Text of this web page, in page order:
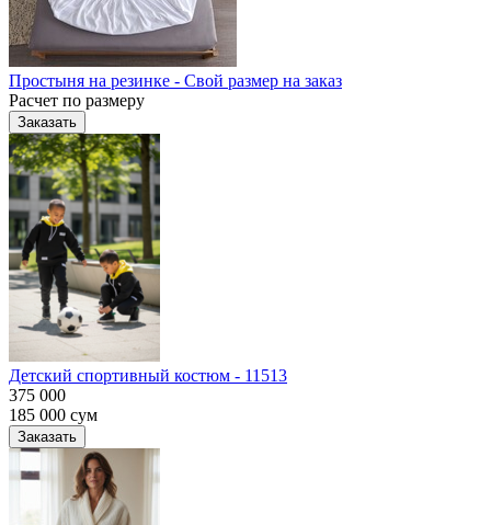
Простыня на резинке - Свой размер на заказ
Расчет по размеру
Заказать
Детский спортивный костюм - 11513
375 000
185 000 сум
Заказать